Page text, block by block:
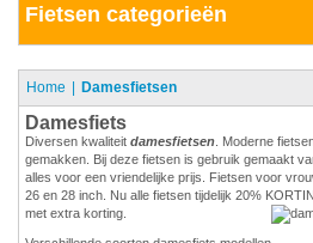
Fietsen categorieën
Home Damesfietsen
Damesfiets
Diversen kwaliteit damesfietsen . Moderne
gemakken. Bij deze fietsen is gebruik gemaakt
alles voor een vriendelijke prijs. Fietsen voor
26 en 28 inch. Nu alle fietsen tijdelijk 20%
met extra korting.